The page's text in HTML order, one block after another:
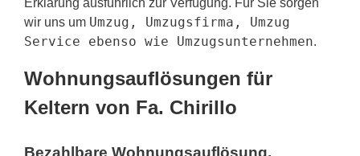
Erklärung ausführlich zur Verfügung. Für Sie sorgen
wir uns um Umzug, Umzugsfirma, Umzug
Service ebenso wie Umzugsunternehmen.
Wohnungsauflösungen für
Keltern von Fa. Chirillo
Bezahlbare Wohnungsauflösung,